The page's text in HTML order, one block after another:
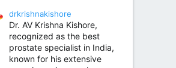
treatment, dental implants,
smile designing, cosmetic
dentistry.
drkrishnakishore
Dr. AV Krishna Kishore,
recognized as the best
prostate specialist in India,
known for his extensive